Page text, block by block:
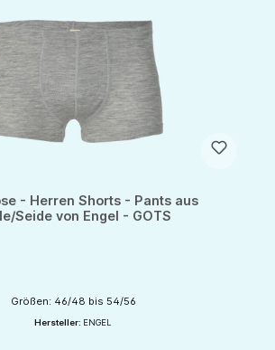
- Herren Shorts - Pants aus
Seide von Engel - GOTS
Größen: 46/48 bis 54/56
Hersteller: ENGEL